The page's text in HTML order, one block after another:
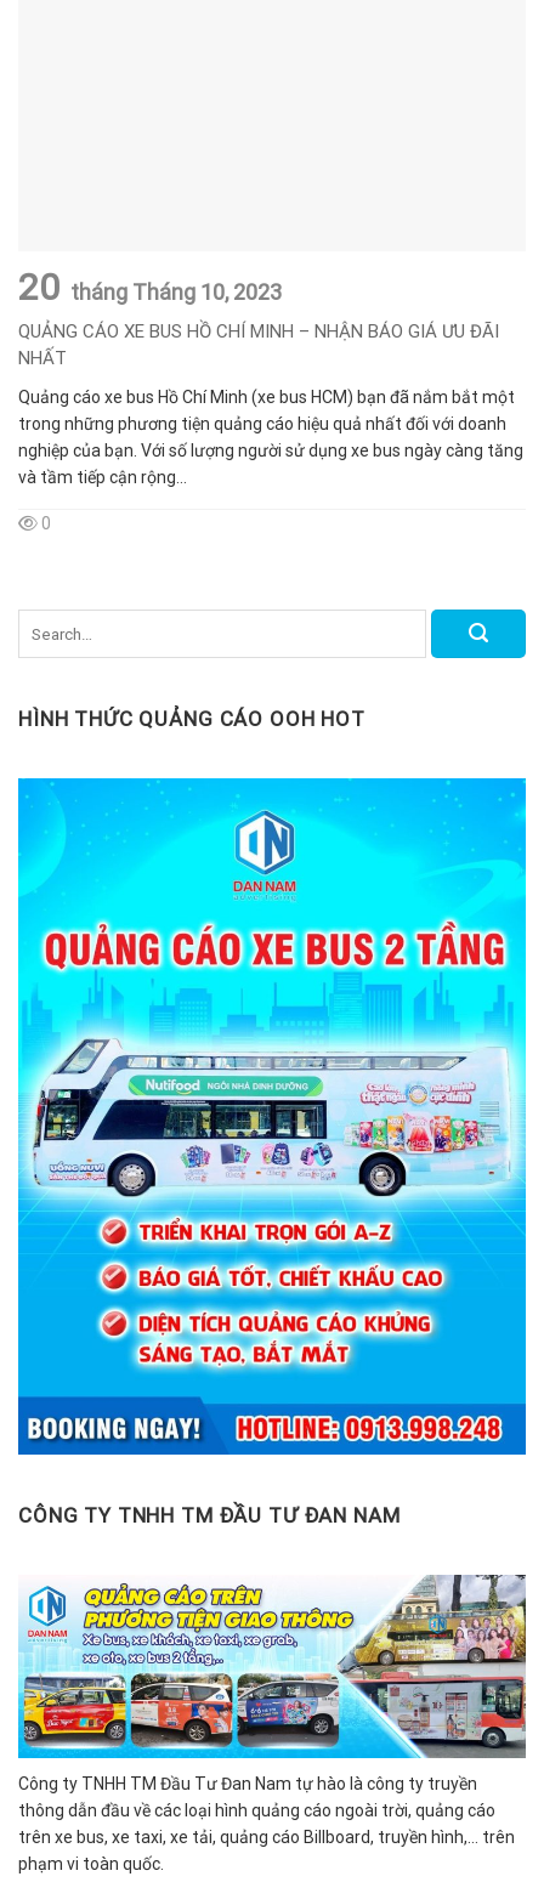
20 tháng Tháng 10, 2023
QUẢNG CÁO XE BUS HỒ CHÍ MINH – NHẬN BÁO GIÁ ƯU ĐÃI
NHẤT
Quảng cáo xe bus Hồ Chí Minh (xe bus HCM) bạn đã nắm bắt một
trong những phương tiện quảng cáo hiệu quả nhất đối với doanh
nghiệp của bạn. Với số lượng người sử dụng xe bus ngày càng tăng
và tầm tiếp cận rộng...
0
HÌNH THỨC QUẢNG CÁO OOH HOT
CÔNG TY TNHH TM ĐẦU TƯ ĐAN NAM
Công ty TNHH TM Đầu Tư Đan Nam tự hào là công ty truyền
thông dẫn đầu về các loại hình quảng cáo ngoài trời, quảng cáo
trên xe bus, xe taxi, xe tải, quảng cáo Billboard, truyền hình,… trên
phạm vi toàn quốc.